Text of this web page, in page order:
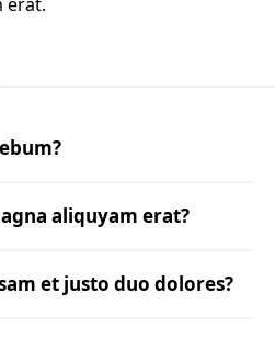
aliquyam erat?
et justo duo dolores?